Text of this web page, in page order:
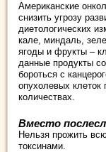
Американские
снизить угрозу
диетологических
кале, миндаль,
ягоды и фрукты –
данные продукты
бороться с
опухолевых клеток
количествах.
Вместо
Нельзя прожить
токсинами.